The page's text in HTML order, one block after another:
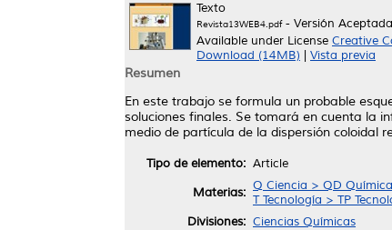
Texto
Revista13WEB4.pdf- Versión Aceptada
Available under License Creative
Download (14MB)
Vista previa
Resumen
En este trabajo se formula un probable
soluciones finales. Se tomará en cuenta la
medio de partícula de la dispersión coloidal
Tipo de elemento: Article
Materias: Q Ciencia > QD Química
T Tecnología > TP
Divisiones: Ciencias Químicas